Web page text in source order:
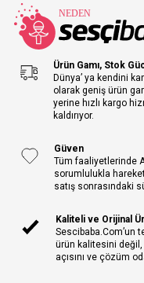
Ürün Gamı, Stok
Dünya’ ya kendini
olarak geniş ürün
yerine hızlı kargo
kaldırıyor.
Güven
Tüm faaliyetlerinde
sorumlulukla
satış sonrasındaki
Kaliteli ve Orijinal
Sescibaba.Com’un
ürün kalitesini
açısını ve çözüm